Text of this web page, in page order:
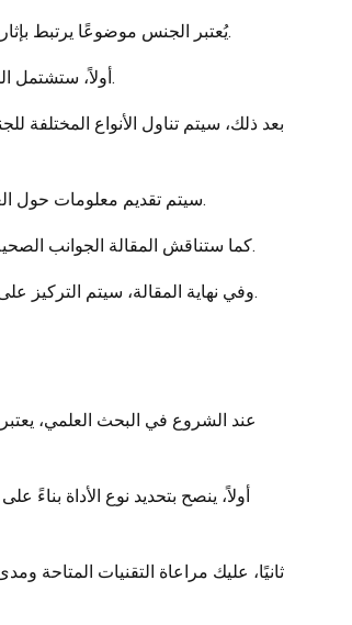
يُعتبر الجنس موضوعًا يرتبط بإثارة الفضول والنقاش في مجموعة متنوعة من الثقافات. تتضمن خطة المقالة المعلوماتية عدة أقسام تهدف إلى تقديم فهم شامل للجوانب المختلفة للجنس.
أولاً، ستشتمل المقالة على مقدمة تعرض مظاهر الجنس ودوره في المجتمع. سيتم تسليط الضوء على الأبعاد الاجتماعية والثقافية التي تؤثر في كيفية تصور الأفراد للجنس.
بعد ذلك، سيتم تناول الأنواع المختلفة
سيتم تقديم معلومات حول العوامل البيولوجية والنفسية التي تؤثر في رغبات الأشخاص وتوجهاتهم الجنسية. هذا القسم سيستعرض أيضًا تأثير الثقافة والتعليم على إدراك الأفراد للجنس.
كما ستناقش المقالة الجوانب الصحية المرتبطة بالجنس، بما في ذلك السلامة الجنسية والأمراض المنقولة جنسيًا. سيتم تقديم نصائح وإرشادات حول كيفية ممارسة الجنس بشكل آمن وصحي.
وفي نهاية المقالة، سيتم التركيز على أهمية الحوار المفتوح حول الجنس. سيساعد ذلك في تعزيز الفهم والتسامح بين الأفراد، مما يساهم في بناء مجتمع أكثر وعيًا بموضوعات الجنس المختلفة.
عند الشروع في البحث العلمي،
أولاً، ينصح بتحديد نوع الأداة بناءً
ثانيًا، عليك مراعاة التقنيات المتاحة